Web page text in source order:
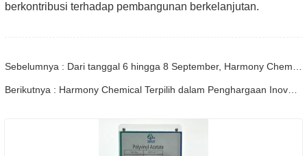
berkontribusi terhadap pembangunan berkelanjutan.
Sebelumnya : Dari tanggal 6 hingga 8 September, Harmony Chemical Ltd. diundang untuk mengadakan pameran di Coatings Trends and Technology Summit (CTT).
Berikutnya : Harmony Chemical Terpilih dalam Penghargaan Inovasi Poliuretan CPI 2023